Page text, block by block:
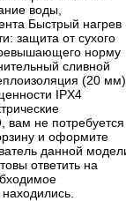
воды,
Быстрый нагрев
защита от сухого
норму
сливной
(20 мм)
IPX4
вам не потребуется
и оформите
данной
ответить на